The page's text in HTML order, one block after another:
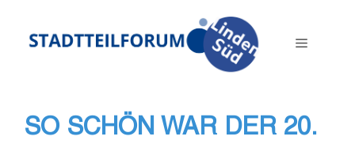
springen
Menü
SO SCHÖN WAR DER 20.